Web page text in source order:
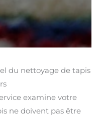
du nettoyage de tapis
examine votre
ne doivent pas être